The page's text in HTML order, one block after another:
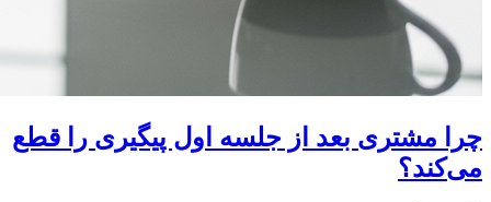
چرا مشتری بعد از جلسه اول پیگیری را قطع
می‌کند؟